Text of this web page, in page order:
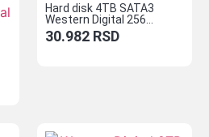
Hard disk 4TB SATA3
Western Digital 256...
30.982 RSD